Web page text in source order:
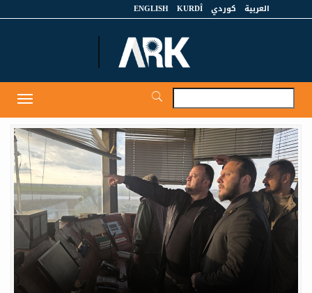
العربية كوردي KURDÎ
ENGLISH